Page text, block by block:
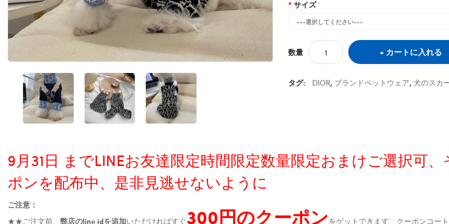
サイズ
数量 カートに入れる
タグ: DIOR, ブランドペットウェア, 犬のスカ
9月31日 までLINEお友達限定時間限定数量限定おまけご選択可
ポンを配布中、是非見逃せないように
ご注意：
★★ご注文前、 弊店のline idを追加いただければすぐ300円のクーポンをゲットできます、クーポンコー